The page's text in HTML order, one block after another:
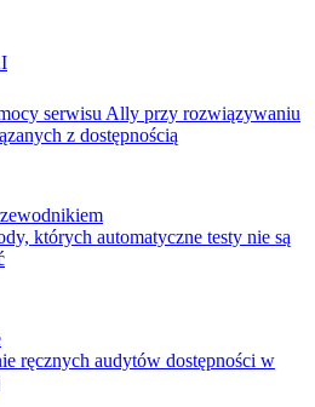
serwisu Ally przy rozwiązywaniu
z dostępnością
których automatyczne testy nie są
ręcznych audytów dostępności w